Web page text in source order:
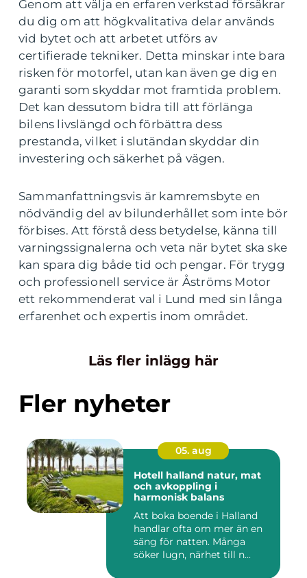
Genom att välja en erfaren verkstad försäkrar
du dig om att högkvalitativa delar används
vid bytet och att arbetet utförs av
certifierade tekniker. Detta minskar inte bara
risken för motorfel, utan kan även ge dig en
garanti som skyddar mot framtida problem.
Det kan dessutom bidra till att förlänga
bilens livslängd och förbättra dess
prestanda, vilket i slutändan skyddar din
investering och säkerhet på vägen.
Sammanfattningsvis är kamremsbyte en
nödvändig del av bilunderhållet som inte bör
förbises. Att förstå dess betydelse, känna till
varningssignalerna och veta när bytet ska ske
kan spara dig både tid och pengar. För trygg
och professionell service är Åströms Motor
ett rekommenderat val i Lund med sin långa
erfarenhet och expertis inom området.
Läs fler inlägg här
Fler nyheter
05. aug
Hotell halland natur, mat
och avkoppling i
harmonisk balans
Att boka boende i Halland
handlar ofta om mer än en
säng för natten. Många
söker lugn, närhet till n...